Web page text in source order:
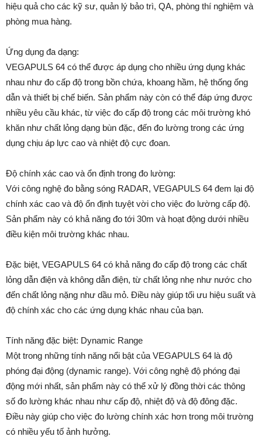
hiệu quả cho các kỹ sư, quản lý bảo trì, QA, phòng thí nghiệm và
phòng mua hàng.
Ứng dụng đa dạng:
VEGAPULS 64 có thể được áp dụng cho nhiều ứng dụng khác
nhau như đo cấp độ trong bồn chứa, khoang hầm, hệ thống ống
dẫn và thiết bị chế biến. Sản phẩm này còn có thể đáp ứng được
nhiều yêu cầu khác, từ việc đo cấp độ trong các môi trường khó
khăn như chất lỏng dạng bùn đặc, đến đo lường trong các ứng
dụng chịu áp lực cao và nhiệt độ cực đoan.
Độ chính xác cao và ổn định trong đo lường:
Với công nghệ đo bằng sóng RADAR, VEGAPULS 64 đem lại độ
chính xác cao và độ ổn định tuyệt vời cho việc đo lường cấp độ.
Sản phẩm này có khả năng đo tới 30m và hoạt động dưới nhiều
điều kiện môi trường khác nhau.
Đặc biệt, VEGAPULS 64 có khả năng đo cấp độ trong các chất
lỏng dẫn điện và không dẫn điện, từ chất lỏng nhẹ như nước cho
đến chất lỏng nặng như dầu mỏ. Điều này giúp tối ưu hiệu suất và
độ chính xác cho các ứng dụng khác nhau của bạn.
Tính năng đặc biệt: Dynamic Range
Một trong những tính năng nổi bật của VEGAPULS 64 là độ
phóng đại động (dynamic range). Với công nghệ độ phóng đại
động mới nhất, sản phẩm này có thể xử lý đồng thời các thông
số đo lường khác nhau như cấp độ, nhiệt độ và độ đông đặc.
Điều này giúp cho việc đo lường chính xác hơn trong môi trường
có nhiều yếu tố ảnh hưởng.